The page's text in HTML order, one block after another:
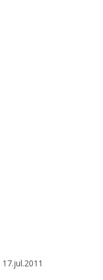
17.jul.2011